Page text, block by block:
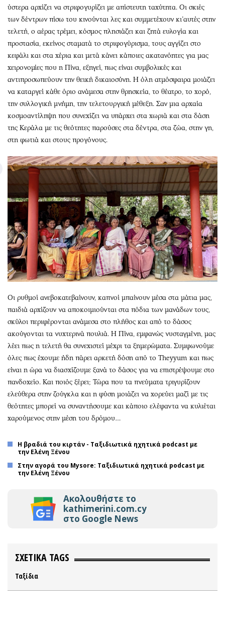
ύστερα αρχίζει να στριφογυρίζει με απίστευτη ταχύτητα. Οι σκιές
των δέντρων πίσω του κινούνται λες και συμμετέχουν κι’αυτές στην
τελετή, ο αέρας τρέμει, κόσμος πλησιάζει και ζητά ευλογία και
προστασία, εκείνος σταματά το στριφογύρισμα, τους αγγίζει στο
κεφάλι και στα χέρια και μετά κάνει κάποιες ακατανόητες για μας
χειρονομίες που η Πίνα, εξηγεί, πως είναι συμβολικές και
αντιπροσωπεύουν την θεική δικαιοσύνη. Η όλη ατμόσφαιρα μοιάζει
να καταργεί κάθε όριο ανάμεσα στην θρησκεία, το θέατρο, το χορό,
την συλλογική μνήμη, την τελετουργική μέθεξη. Σαν μια αρχαία
κοσμοαντίληψη που συνεχίζει να υπάρχει στα χωριά και στα δάση
της Κεράλα με τις θεότητες παρούσες στα δέντρα, στα ζώα, στην γη,
στη φωτιά και στους προγόνους.
Οι ρυθμοί ανεβοκατεβαίνουν, καπνοί μπαίνουν μέσα στα μάτια μας,
παιδιά αρχίζουν να αποκοιμιούνται στα πόδια των μανάδων τους,
σκύλοι περιφέρονται ανάμεσα στο πλήθος και από το δάσος
ακούγονται τα νυχτερινά πουλιά. Η Πίνα, εμφανώς νυσταγμένη, μας
λέει πως η τελετή θα συνεχιστεί μέχρι τα ξημερώματα. Συμφωνούμε
όλες πως έχουμε ήδη πάρει αρκετή δόση από το Theyyum και πως
είναι η ώρα να διασχίζουμε ξανά το δάσος για να επιστρέψουμε στο
πανδοχείο. Και ποιός ξέρει; Τώρα που τα πνεύματα τριγυρίζουν
ελεύθερα στην ζούγκλα και η φύση μοιάζει να χορεύει μαζί με τις
θεότητες μπορεί να συναντήσουμε και κάποιο ελέφαντα να κυλιέται
χαρούμενος στην μέση του δρόμου…
Η βραδιά του κιρτάν - Ταξιδιωτικά ηχητικά podcast με
την Ελένη Ξένου
Στην αγορά του Mysore: Ταξιδιωτικά ηχητικά podcast με
την Ελένη Ξένου
Ακολουθήστε το
kathimerini.com.cy
στο Google News
ΣΧΕΤΙΚΑ TAGS
Ταξίδια